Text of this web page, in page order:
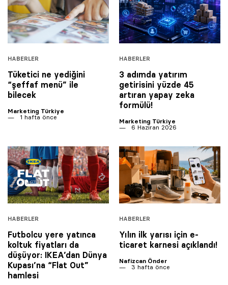
HABERLER
Tüketici ne yediğini
“şeffaf menü” ile
bilecek
Marketing Türkiye
1 hafta önce
HABERLER
3 adımda yatırım
getirisini yüzde 45
artıran yapay zeka
formülü!
Marketing Türkiye
6 Haziran 2026
HABERLER
Futbolcu yere yatınca
koltuk fiyatları da
düşüyor: IKEA’dan Dünya
Kupası’na “Flat Out”
hamlesi
HABERLER
Yılın ilk yarısı için e-
ticaret karnesi açıklandı!
Nafizcan Önder
3 hafta önce